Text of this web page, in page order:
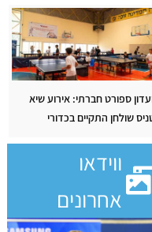
ספורט חברתי: אירוע שיא
שולחן התקיים בכדורי
ווידאו
אחרונים